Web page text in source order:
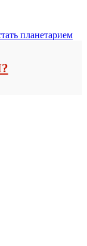
планетарием